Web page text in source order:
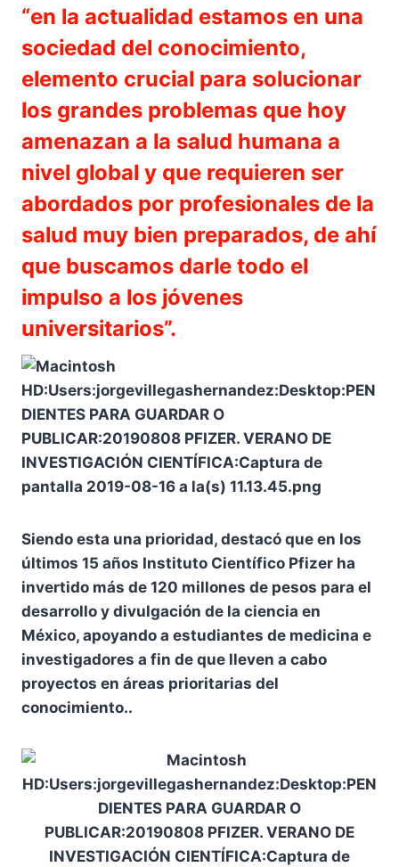
“en la actualidad estamos en una
sociedad del conocimiento,
elemento crucial para solucionar
los grandes problemas que hoy
amenazan a la salud humana a
nivel global y que requieren ser
abordados por profesionales de la
salud muy bien preparados, de ahí
que buscamos darle todo el
impulso a los jóvenes
universitarios”.
Siendo esta una prioridad, destacó que en los
últimos 15 años Instituto Científico Pfizer ha
invertido más de 120 millones de pesos para el
desarrollo y divulgación de la ciencia en
México, apoyando a estudiantes de medicina e
investigadores a fin de que lleven a cabo
proyectos en áreas prioritarias del
conocimiento..